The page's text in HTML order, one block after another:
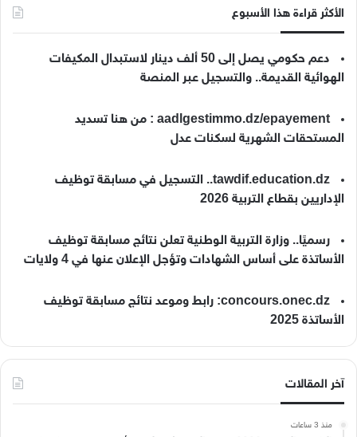
الأكثر قراءة هذا الأسبوع
دعم حكومي يصل إلى 50 ألف دينار لاستبدال المكيفات
الهوائية القديمة.. والتسجيل عبر المنصة
aadlgestimmo.dz/epayement : من هنا تسديد
المستحقات الشهرية لسكنات عدل
tawdif.education.dz.. التسجيل في مسابقة توظيف
الإداريين بقطاع التربية 2026
رسميًا.. وزارة التربية الوطنية تعلن نتائج مسابقة توظيف
الأساتذة على أساس الشهادات وتؤجل الإعلان عنها في 4 ولايات
concours.onec.dz: رابط وموعد نتائج مسابقة توظيف
الأساتذة 2025
آخر المقالات
منذ 3 ساعات